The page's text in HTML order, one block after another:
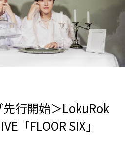
行開始＞LokuRok
「FLOOR SIX」